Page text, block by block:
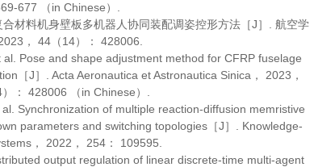
677 （in Chinese）.
材料机身壁板多机器人协同装配调姿控形方法［J］. 航空学
， 44 （14）： 428006.
al. Pose and shape adjustment method for CFRP fuselage
［J］. Acta Aeronautica et Astronautica Sinica ， 2023 ，
： 428006 （in Chinese）.
Synchronization of multiple reaction-diffusion memristive
parameters and switching topologies［J］. Knowledge-
， 2022 ， 254 ： 109595.
output regulation of linear discrete-time multi-agent